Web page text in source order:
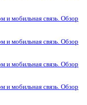
и мобильная связь. Обзор
и мобильная связь. Обзор
и мобильная связь. Обзор
и мобильная связь. Обзор